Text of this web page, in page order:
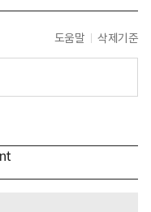
도움말 삭제기준